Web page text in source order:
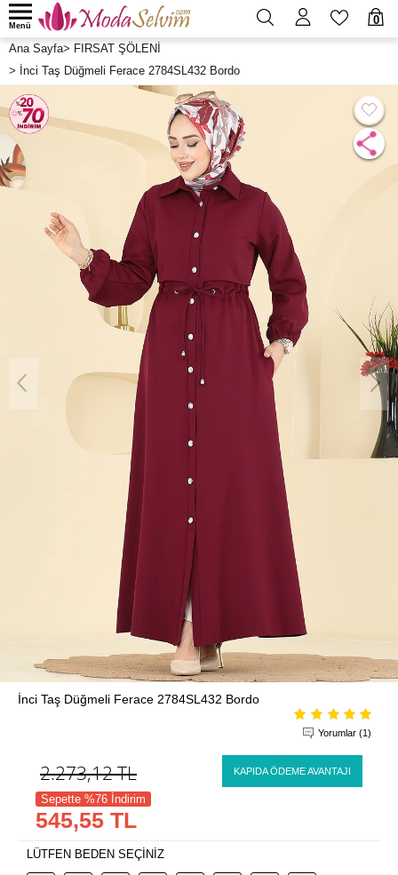
0
Menü
Ana Sayfa> FIRSAT ŞÖLENİ
> İnci Taş Düğmeli Ferace 2784SL432 Bordo
İnci Taş Düğmeli Ferace 2784SL432 Bordo
Yorumlar (1)
2.273,12TL KAPIDA ÖDEME AVANTAJI
Sepette %76 İndirim
545,55 TL
LÜTFEN BEDEN SEÇİNİZ